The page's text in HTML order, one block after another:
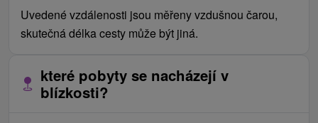
Uvedené vzdálenosti jsou měřeny vzdušnou čarou,
skutečná délka cesty může být jiná.
které pobyty se nacházejí v
blízkosti?